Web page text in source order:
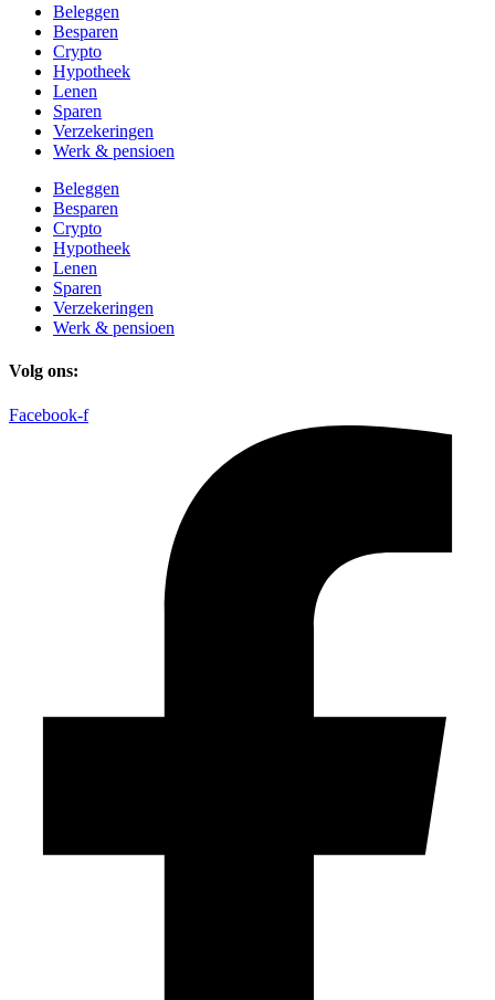
Beleggen
Besparen
Crypto
Hypotheek
Lenen
Sparen
Verzekeringen
Werk & pensioen
Beleggen
Besparen
Crypto
Hypotheek
Lenen
Sparen
Verzekeringen
Werk & pensioen
Volg ons:
Facebook-f